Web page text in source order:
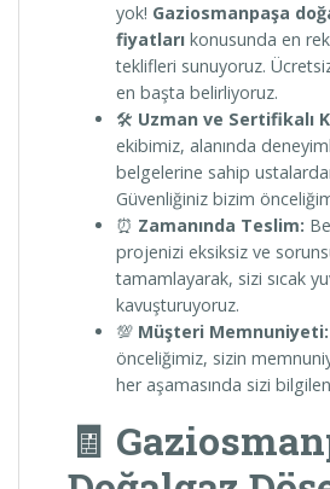
yok! Gaziosmanpaşa
fiyatları konusunda en
teklifleri sunuyoruz.
en başta belirliyoruz.
🛠️ Uzman ve Sertifikalı
ekibimiz, alanında
belgelerine sahip
Güvenliğiniz bizim
⏰ Zamanında Teslim:
projenizi eksiksiz ve
tamamlayarak, sizi sıcak
kavuşturuyoruz.
💯 Müşteri Memnuniyeti:
önceliğimiz, sizin
her aşamasında sizi
🧾